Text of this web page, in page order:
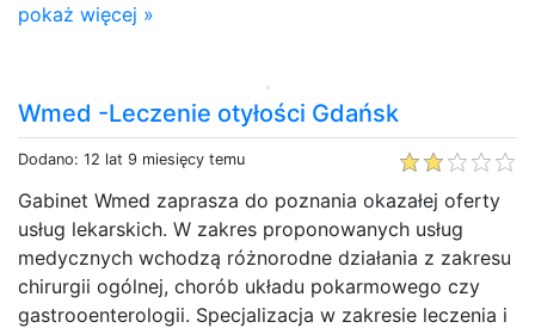
pokaż więcej »
Wmed -Leczenie otyłości Gdańsk
Dodano: 12 lat 9 miesięcy temu
Gabinet Wmed zaprasza do poznania okazałej oferty
usług lekarskich. W zakres proponowanych usług
medycznych wchodzą różnorodne działania z zakresu
chirurgii ogólnej, chorób układu pokarmowego czy
gastrooenterologii. Specjalizacja w zakresie leczenia i